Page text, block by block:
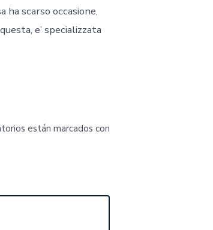
ha scarso occasione,
e’ specializzata
están marcados con